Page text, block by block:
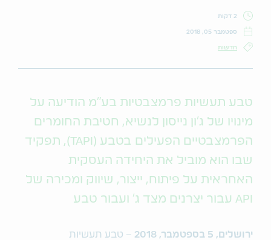
2 דקות
ספטמבר 05, 2018
חדשות
טבע תעשיות פרמצבטיות בע"מ הודיעה על
מינויו של ג'ון נייסון לנשיא, חטיבת החומרים
הפרמצבטיים הפעילים בטבע (TAPI), תפקיד
שבו הוא מוביל את היחידה העסקית
האחראית על פיתוח, ייצור, שיווק ומכירה של
API עבור יצרנים מצד ג' ועבור טבע
ירושלים, 5 בספטמבר, 2018
– טבע תעשיות